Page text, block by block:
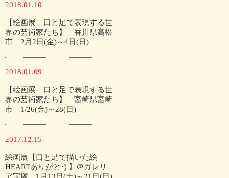
2018.01.10
【絵画展 口と足で表現する世
界の芸術家たち】 香川県高松
市 2月2日(金)～4日(日)
2018.01.09
【絵画展 口と足で表現する世
界の芸術家たち】 宮崎県宮崎
市 1/26(金)～28(日)
2017.12.15
絵画展【口と足で描いた絵
HEARTありがとう】＠ガレリ